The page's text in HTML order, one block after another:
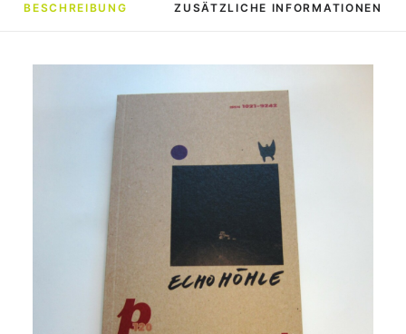
BESCHREIBUNG ZUSÄTZLICHE INFORMATIONEN